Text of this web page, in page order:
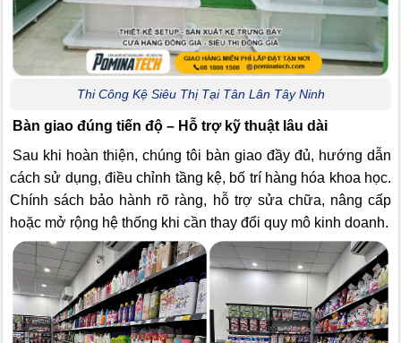
Thi Công Kệ Siêu Thị Tại Tân Lân Tây Ninh
Bàn giao đúng tiến độ – Hỗ trợ kỹ thuật lâu dài
Sau khi hoàn thiện, chúng tôi bàn giao đầy đủ, hướng dẫn
cách sử dụng, điều chỉnh tầng kệ, bố trí hàng hóa khoa học.
Chính sách bảo hành rõ ràng, hỗ trợ sửa chữa, nâng cấp
hoặc mở rộng hệ thống khi cần thay đổi quy mô kinh doanh.